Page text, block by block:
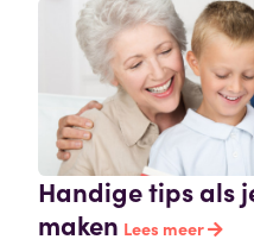
Handige tips als
maken Lees meer